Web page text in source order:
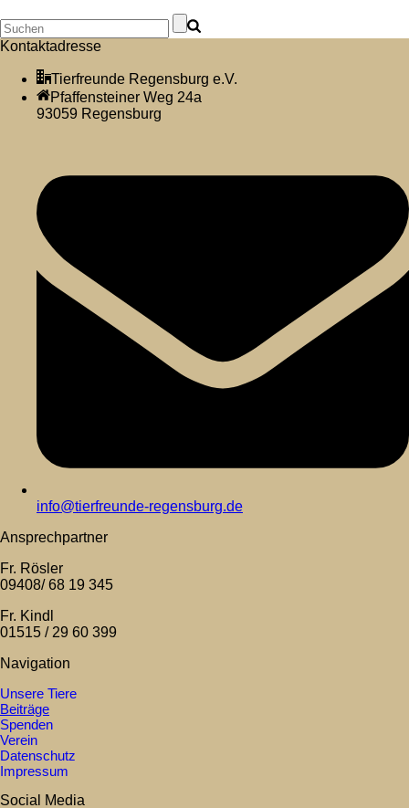
Kontaktadresse
Tierfreunde Regensburg e.V.
Pfaffensteiner Weg 24a
93059 Regensburg
info@tierfreunde-regensburg.de
Ansprechpartner
Fr. Rösler
09408/ 68 19 345
Fr. Kindl
01515 / 29 60 399
Navigation
Unsere Tiere
Beiträge
Spenden
Verein
Datenschutz
Impressum
Social Media